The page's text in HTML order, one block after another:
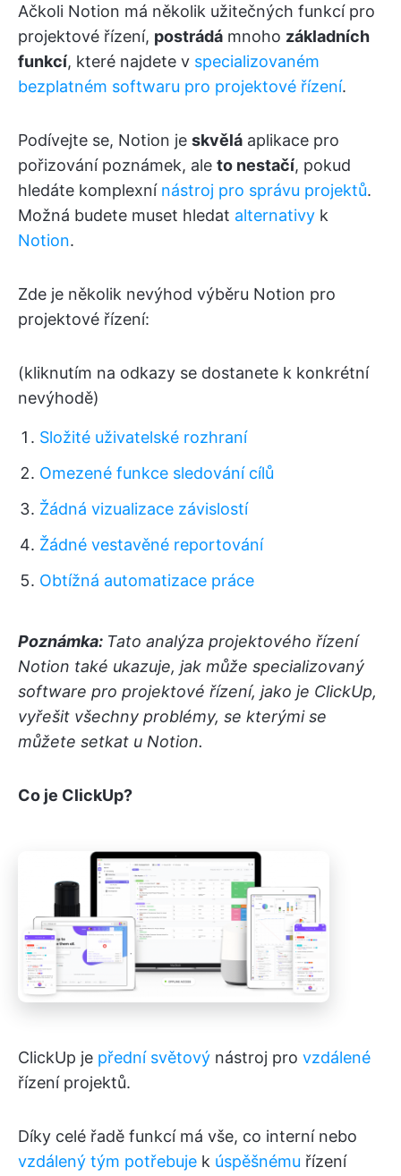
Ačkoli Notion má několik užitečných funkcí pro
projektové řízení, postrádá mnoho základních
funkcí, které najdete v specializovaném
bezplatném softwaru pro projektové řízení.
Podívejte se, Notion je skvělá aplikace pro
pořizování poznámek, ale to nestačí, pokud
hledáte komplexní nástroj pro správu projektů.
Možná budete muset hledat alternativy k
Notion.
Zde je několik nevýhod výběru Notion pro
projektové řízení:
(kliknutím na odkazy se dostanete k konkrétní
nevýhodě)
Složité uživatelské rozhraní
Omezené funkce sledování cílů
Žádná vizualizace závislostí
Žádné vestavěné reportování
Obtížná automatizace práce
Poznámka: Tato analýza projektového řízení
Notion také ukazuje, jak může specializovaný
software pro projektové řízení, jako je ClickUp,
vyřešit všechny problémy, se kterými se
můžete setkat u Notion.
Co je ClickUp?
ClickUp je přední světový nástroj pro vzdálené
řízení projektů.
Díky celé řadě funkcí má vše, co interní nebo
vzdálený tým potřebuje k úspěšnému řízení